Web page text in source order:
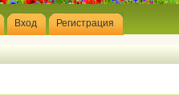
Вход Регистрация